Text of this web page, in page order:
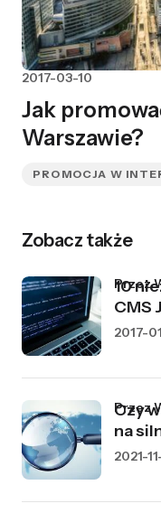
2017-03-10
Jak
Warszawie?
PROMOCJA W
Zobacz także
10
CMS
przez
2017-
Czy
na
przez
2021-